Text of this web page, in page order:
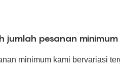
jumlah pesanan
minimum kami bervariasi